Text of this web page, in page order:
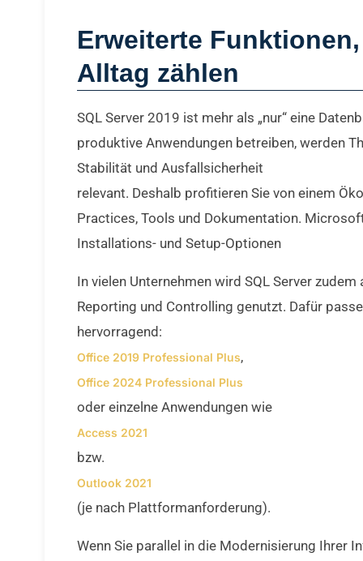
Erweiterte
Alltag zählen
SQL Server 2019 ist mehr als „nur“ eine
produktive Anwendungen betreiben, werden
Stabilität und Ausfallsicherheit
relevant. Deshalb profitieren Sie von einem
Practices, Tools und Dokumentation.
Installations- und Setup-Optionen
In vielen Unternehmen wird SQL Server zudem
Reporting und Controlling genutzt. Dafür
hervorragend:
Office 2019 Professional Plus,
Office 2024 Professional Plus
oder einzelne Anwendungen wie
Access 2021
bzw.
Outlook 2021
(je nach Plattformanforderung).
Wenn Sie parallel in die Modernisierung Ihrer